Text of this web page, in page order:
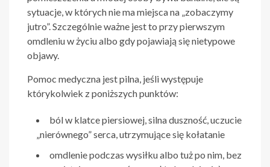
sytuacje, w których nie ma miejsca na „zobaczymy
jutro”. Szczególnie ważne jest to przy pierwszym
omdleniu w życiu albo gdy pojawiają się nietypowe
objawy.
Pomoc medyczna jest pilna, jeśli występuje
którykolwiek z poniższych punktów:
ból w klatce piersiowej, silna duszność, uczucie
„nierównego” serca, utrzymujące się kołatanie
omdlenie podczas wysiłku albo tuż po nim, bez